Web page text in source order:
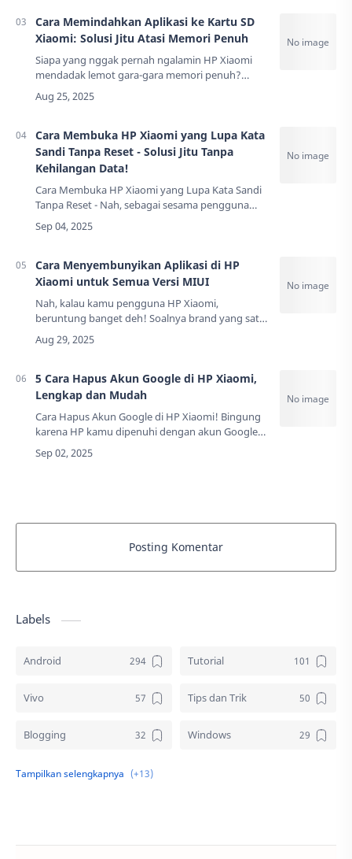
Cara Memindahkan Aplikasi ke Kartu SD
Xiaomi: Solusi Jitu Atasi Memori Penuh
Siapa yang nggak pernah ngalamin HP Xiaomi
mendadak lemot gara-gara memori penuh?
Rasanya kayak lagi macet di Sudirman jam
pulang kantor - stuck total! Bayangin aja, kamu
Cara Membuka HP Xiaomi yang Lupa Kata
Sandi Tanpa Reset - Solusi Jitu Tanpa
Kehilangan Data!
Cara Membuka HP Xiaomi yang Lupa Kata Sandi
Tanpa Reset - Nah, sebagai sesama pengguna
Xiaomi yang pernah "kepepet" sama masalah ini,
aku mau berbagi rahasia cara membuka HP
Cara Menyembunyikan Aplikasi di HP
Xiaomi untuk Semua Versi MIUI
Nah, kalau kamu pengguna HP Xiaomi,
beruntung banget deh! Soalnya brand yang satu
ini udah menyediakan berbagai fitur canggih
buat ngejaga privasi pengguna. Salah satunya ya
5 Cara Hapus Akun Google di HP Xiaomi,
Lengkap dan Mudah
Cara Hapus Akun Google di HP Xiaomi! Bingung
karena HP kamu dipenuhi dengan akun Google
yang sudah nggak terpakai? Atau mungkin kamu
mau jual HP tapi khawatir data pribadi masih te…
Posting Komentar
Labels
Android Tutorial
Vivo Tips dan Trik
Blogging Windows
Download
Sosial media Samsung